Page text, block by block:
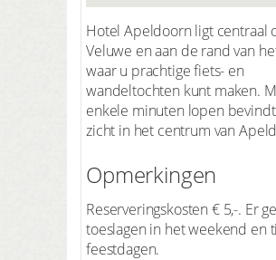
Hotel Apeldoorn ligt centraal
Veluwe en aan de rand van
waar u prachtige fiets- en
wandeltochten kunt maken.
enkele minuten lopen
zicht in het centrum van
Opmerkingen
Reserveringskosten € 5,-. Er
toeslagen in het weekend en
feestdagen.